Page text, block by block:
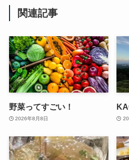
関連記事
野菜ってすごい！
2026年8月8日